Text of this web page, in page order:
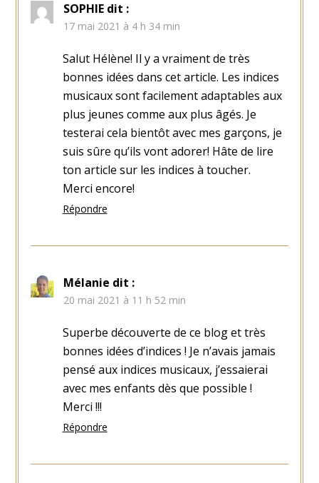
SOPHIE dit :
17 mai 2021 à 4 h 34 min
Salut Hélène! Il y a vraiment de très
bonnes idées dans cet article. Les indices
musicaux sont facilement adaptables aux
plus jeunes comme aux plus âgés. Je
testerai cela bientôt avec mes garçons, je
suis sûre qu’ils vont adorer! Hâte de lire
ton article sur les indices à toucher.
Merci encore!
Répondre
Mélanie dit :
20 mai 2021 à 11 h 52 min
Superbe découverte de ce blog et très
bonnes idées d’indices ! Je n’avais jamais
pensé aux indices musicaux, j’essaierai
avec mes enfants dès que possible !
Merci !!!
Répondre